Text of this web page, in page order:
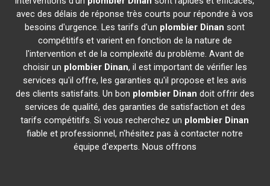
avec des délais de réponse très courts pour répondre à vos
besoins d'urgence. Les tarifs d'un plombier Dinan sont
compétitifs et varient en fonction de la nature de
l'intervention et de la complexité du problème. Avant de
choisir un plombier Dinan, il est important de vérifier les
services qu'il offre, les garanties qu'il propose et les avis
des clients satisfaits. Un bon plombier Dinan doit offrir des
services de qualité, des garanties de satisfaction et des
tarifs compétitifs. Si vous recherchez un plombier Dinan
fiable et professionnel, n'hésitez pas à contacter notre
équipe d'experts. Nous offrons